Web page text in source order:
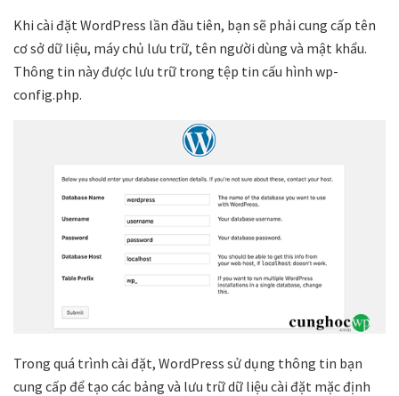
Khi cài đặt WordPress lần đầu tiên, bạn sẽ phải cung cấp tên
cơ sở dữ liệu, máy chủ lưu trữ, tên người dùng và mật khẩu.
Thông tin này được lưu trữ trong tệp tin cấu hình wp-
config.php.
Trong quá trình cài đặt, WordPress sử dụng thông tin bạn
cung cấp để tạo các bảng và lưu trữ dữ liệu cài đặt mặc định